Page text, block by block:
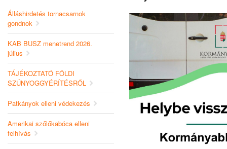
Álláshirdetés tornacsarnok
gondnok
KAB BUSZ menetrend 2026.
július
TÁJÉKOZTATÓ FÖLDI
SZÚNYOGGYÉRÍTÉSRŐL
Patkányok elleni védekezés
Amerikai szőlőkabóca elleni
felhívás